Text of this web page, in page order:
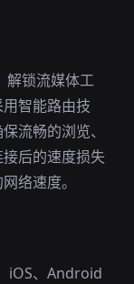
解锁流媒体工
智能路由技
流畅的浏览、
后的速度损失
络速度。
iOS、Android